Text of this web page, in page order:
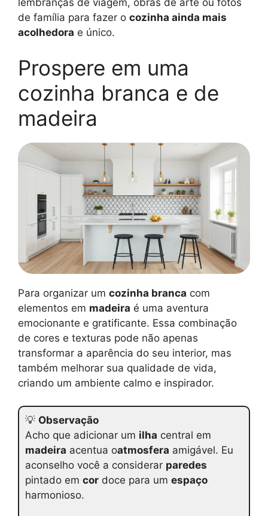
de família para fazer o cozinha ainda mais
acolhedora e único.
Prospere em uma
cozinha branca e de
madeira
Para organizar um cozinha branca com
elementos em madeira é uma aventura
emocionante e gratificante. Essa combinação
de cores e texturas pode não apenas
transformar a aparência do seu interior, mas
também melhorar sua qualidade de vida,
criando um ambiente calmo e inspirador.
💡 Observação
Acho que adicionar um ilha central em
madeira acentua oatmosfera amigável. Eu
aconselho você a considerar paredes
pintado em cor doce para um espaço
harmonioso.